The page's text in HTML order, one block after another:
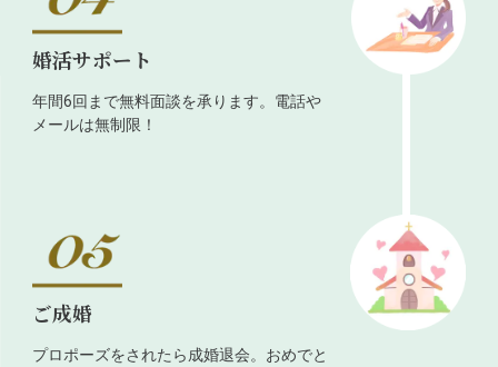
婚活サポート
年間6回まで無料面談を承ります。電話や
メールは無制限！
ご成婚
プロポーズをされたら成婚退会。おめでと